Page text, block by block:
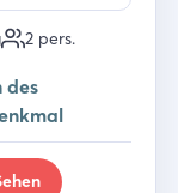
2 pers.
des